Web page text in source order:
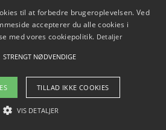
til en grønnere hverdag
Blog Betingelser
til at forbedre brugeroplevelsen. Ved
accepterer du alle cookies i
med vores cookiepolitik. Detaljer
STRENGT NØDVENDIGE
TILLAD IKKE COOKIES
VIS DETALJER